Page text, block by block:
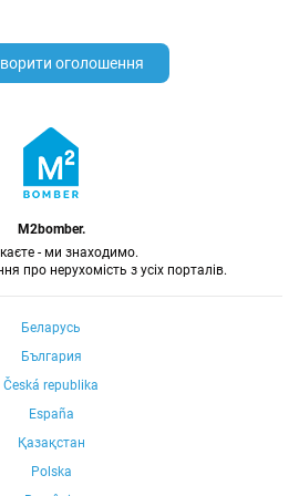
оголошення
M2bomber.
- ми знаходимо.
про нерухомість з усіх порталів.
Беларусь
България
Česká republika
España
Қазақстан
Polska